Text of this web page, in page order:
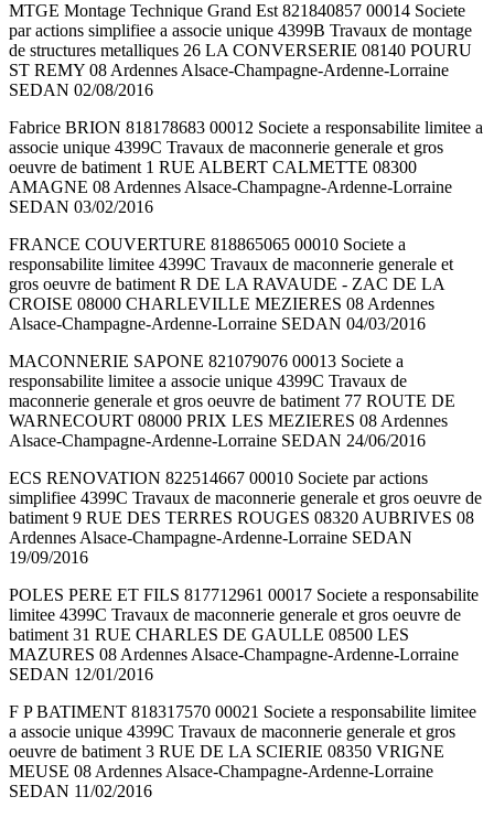
MTGE Montage Technique Grand Est 821840857 00014 Societe
par actions simplifiee a associe unique 4399B Travaux de montage
de structures metalliques 26 LA CONVERSERIE 08140 POURU
ST REMY 08 Ardennes Alsace-Champagne-Ardenne-Lorraine
SEDAN 02/08/2016
Fabrice BRION 818178683 00012 Societe a responsabilite limitee a
associe unique 4399C Travaux de maconnerie generale et gros
oeuvre de batiment 1 RUE ALBERT CALMETTE 08300
AMAGNE 08 Ardennes Alsace-Champagne-Ardenne-Lorraine
SEDAN 03/02/2016
FRANCE COUVERTURE 818865065 00010 Societe a
responsabilite limitee 4399C Travaux de maconnerie generale et
gros oeuvre de batiment R DE LA RAVAUDE - ZAC DE LA
CROISE 08000 CHARLEVILLE MEZIERES 08 Ardennes
Alsace-Champagne-Ardenne-Lorraine SEDAN 04/03/2016
MACONNERIE SAPONE 821079076 00013 Societe a
responsabilite limitee a associe unique 4399C Travaux de
maconnerie generale et gros oeuvre de batiment 77 ROUTE DE
WARNECOURT 08000 PRIX LES MEZIERES 08 Ardennes
Alsace-Champagne-Ardenne-Lorraine SEDAN 24/06/2016
ECS RENOVATION 822514667 00010 Societe par actions
simplifiee 4399C Travaux de maconnerie generale et gros oeuvre de
batiment 9 RUE DES TERRES ROUGES 08320 AUBRIVES 08
Ardennes Alsace-Champagne-Ardenne-Lorraine SEDAN
19/09/2016
POLES PERE ET FILS 817712961 00017 Societe a responsabilite
limitee 4399C Travaux de maconnerie generale et gros oeuvre de
batiment 31 RUE CHARLES DE GAULLE 08500 LES
MAZURES 08 Ardennes Alsace-Champagne-Ardenne-Lorraine
SEDAN 12/01/2016
F P BATIMENT 818317570 00021 Societe a responsabilite limitee
a associe unique 4399C Travaux de maconnerie generale et gros
oeuvre de batiment 3 RUE DE LA SCIERIE 08350 VRIGNE
MEUSE 08 Ardennes Alsace-Champagne-Ardenne-Lorraine
SEDAN 11/02/2016